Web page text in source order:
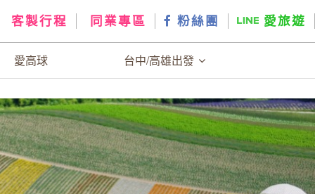
客製行程 同業專區 粉絲團 愛旅遊
愛高球 台中/高雄出發